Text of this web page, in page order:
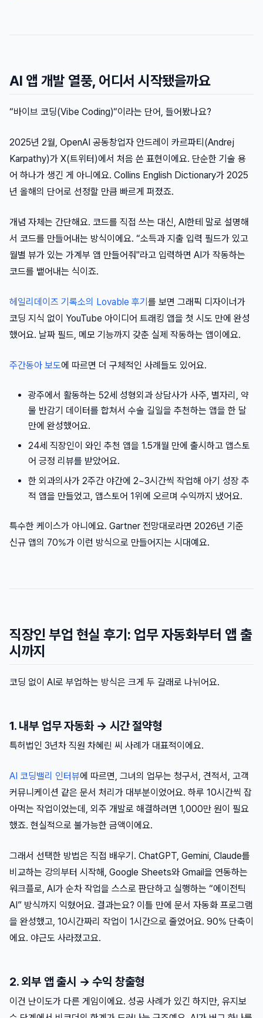
AI 앱 개발 열풍, 어디서 시작됐을까요
“바이브 코딩(Vibe Coding)“이라는 단어, 들어봤나요?
2025년 2월, OpenAI 공동창업자 안드레이 카르파티(Andrej
Karpathy)가 X(트위터)에서 처음 쓴 표현이에요. 단순한 기술 용
어 하나가 생긴 게 아니에요. Collins English Dictionary가 2025
년 올해의 단어로 선정할 만큼 빠르게 퍼졌죠.
개념 자체는 간단해요. 코드를 직접 쓰는 대신, AI한테 말로 설명해
서 코드를 만들어내는 방식이에요. “소득과 지출 입력 필드가 있고
월별 뷰가 있는 가계부 앱 만들어줘"라고 입력하면 AI가 작동하는
코드를 뱉어내는 식이죠.
헤일리데이즈 기록소의 Lovable 후기 를 보면 그래픽 디자이너가
코딩 지식 없이 YouTube 아이디어 트래킹 앱을 첫 시도 만에 완성
했어요. 날짜 필드, 메모 기능까지 갖춘 실제 작동하는 앱이에요.
주간동아 보도에 따르면 더 구체적인 사례들도 있어요.
광주에서 활동하는 52세 성형외과 상담사가 사주, 별자리, 약
물 반감기 데이터를 합쳐서 수술 길일을 추천하는 앱을 한 달
만에 완성했어요.
24세 직장인이 와인 추천 앱을 1.5개월 만에 출시하고 앱스토
어 긍정 리뷰를 받았어요.
한 외과의사가 2주간 야간에 2~3시간씩 작업해 아기 성장 추
적 앱을 만들었고, 앱스토어 1위에 오르며 수익까지 냈어요.
특수한 케이스가 아니에요. Gartner 전망대로라면 2026년 기준
신규 앱의 70%가 이런 방식으로 만들어지는 시대예요.
직장인 부업 현실 후기: 업무 자동화부터 앱 출
시까지
코딩 없이 AI로 부업하는 방식은 크게 두 갈래로 나뉘어요.
1. 내부 업무 자동화 → 시간 절약형
특허법인 3년차 직원 차혜린 씨 사례가 대표적이에요.
AI 코딩밸리 인터뷰에 따르면, 그녀의 업무는 청구서, 견적서, 고객
커뮤니케이션 같은 문서 처리가 대부분이었어요. 하루 10시간씩 잡
아먹는 작업이었는데, 외주 개발로 해결하려면 1,000만 원이 필요
했죠. 현실적으로 불가능한 금액이에요.
그래서 선택한 방법은 직접 배우기. ChatGPT, Gemini, Claude를
비교하는 강의부터 시작해, Google Sheets와 Gmail을 연동하는
워크플로, AI가 순차 작업을 스스로 판단하고 실행하는 “에이전틱
AI” 방식까지 익혔어요. 결과는요? 이틀 만에 문서 자동화 프로그램
을 완성했고, 10시간짜리 작업이 1시간으로 줄었어요. 90% 단축이
에요. 야근도 사라졌고요.
2. 외부 앱 출시 → 수익 창출형
이건 난이도가 다른 게임이에요. 성공 사례가 있긴 하지만, 유지보